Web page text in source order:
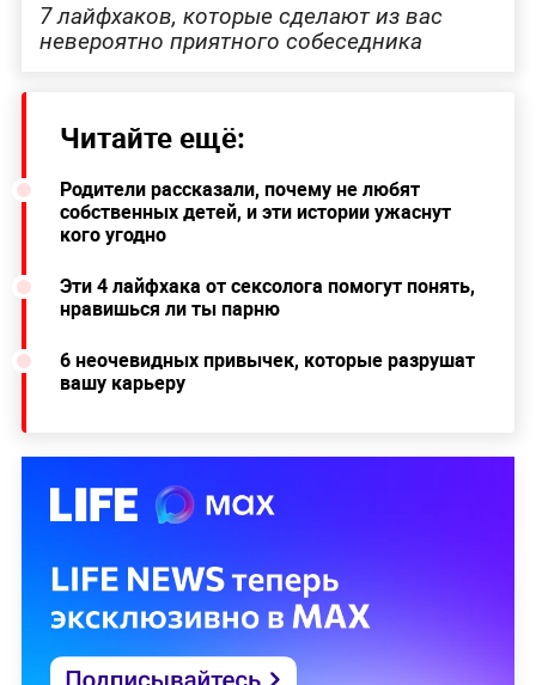
7 лайфхаков, которые сделают из вас
невероятно приятного собеседника
Читайте ещё:
Родители рассказали, почему не любят
собственных детей, и эти истории ужаснут
кого угодно
Эти 4 лайфхака от сексолога помогут понять,
нравишься ли ты парню
6 неочевидных привычек, которые разрушат
вашу карьеру